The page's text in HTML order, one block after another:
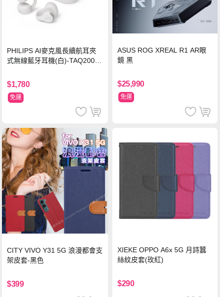
PHILIPS AI麥克風長續航耳夾
式無線藍牙耳機(白)-TAQ2000
$1,780
免運
ASUS ROG XREAL R1 AR眼
鏡 黑
$25,990
免運
CITY VIVO Y31 5G 浪漫都會支
架皮套-黑色
$399
XIEKE OPPO A6x 5G 月詩蠶
絲紋皮套(玫紅)
$290